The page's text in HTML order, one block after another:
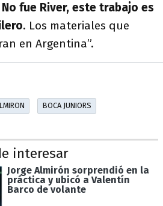
No fue River, este trabajo es
. Los materiales que
en Argentina”.
BOCA JUNIORS
interesar
Jorge Almirón sorprendió en la
práctica y ubicó a Valentín
Barco de volante